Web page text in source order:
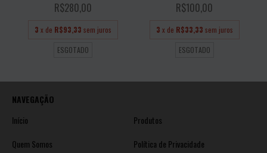
R$280,00
3 x de R$93,33 sem juros
ESGOTADO
R$100,00
3 x de R$33,33 sem juros
ESGOTADO
NAVEGAÇÃO
Início
Produtos
Quem Somos
Política de Privacidade